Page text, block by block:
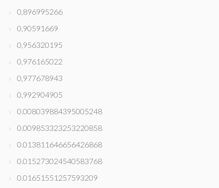
0,896995266
0,90591669
0,956320195
0,976165022
0,977678943
0,992904905
0.008039884395005248
0.009853323253220858
0.013811646656426868
0.015273024540583768
0.01651551257593209